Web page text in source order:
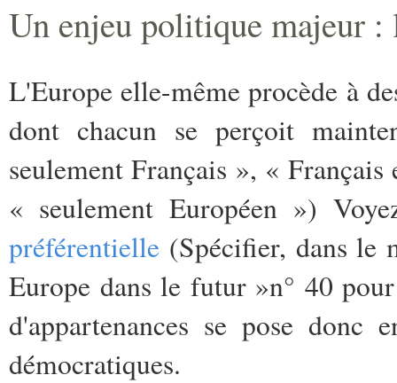
Un enjeu politique majeur :
L'Europe elle-même procède à
dont chacun se perçoit
seulement Français », «
« seulement Européen »)
préférentielle (Spécifier, dans le
Europe dans le futur »n° 40
d'appartenances se pose donc
démocratiques.